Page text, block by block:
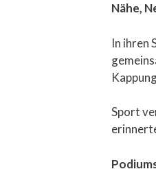
Nähe,
In ihren
Sport